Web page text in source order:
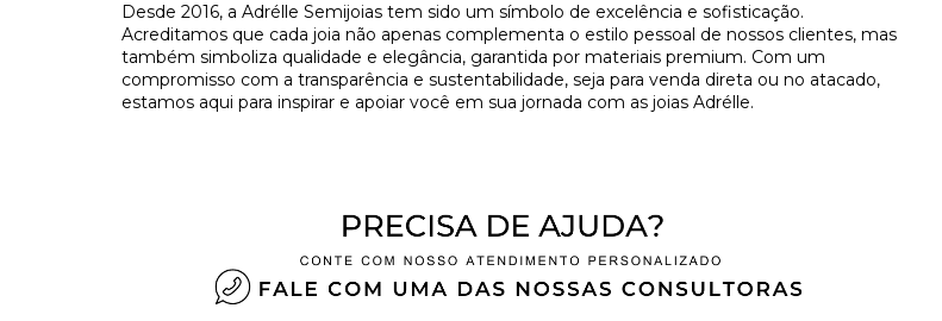
​Desde 2016, a Adrélle Semijoias tem sido um símbolo de excelência e sofisticação.
Acreditamos que cada joia não apenas complementa o estilo pessoal de nossos clientes, mas
também simboliza qualidade e elegância, garantida por materiais premium. Com um
compromisso com a transparência e sustentabilidade, seja para venda direta ou no atacado,
estamos aqui para inspirar e apoiar você em sua jornada com as joias Adrélle.